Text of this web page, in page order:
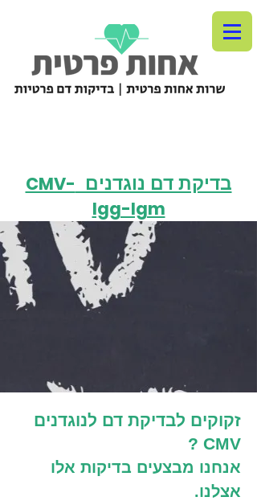
בדיקת דם נוגדנים CMV-
Igg-Igm
זקוקים לבדיקת דם לנוגדנים
CMV ?
אנחנו מבצעים בדיקות אלו
אצלנו.